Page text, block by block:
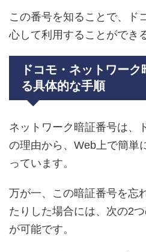
この番号を知ることで、ド
心して利用することができ
ドコモ・ネットワー
る具体的な手順
ネットワーク暗証番号は、
の理由から、Web上で簡単
っています。
万が一、この暗証番号を忘
たりした場合には、次の2
が可能です。